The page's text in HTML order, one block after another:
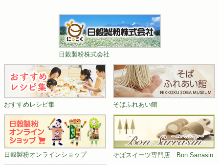
日穀製粉株式会社
おすすめレシピ集 そばふれあい館
日穀製粉オンラインショップ そばスイーツ専門店 Bon Sarrasin